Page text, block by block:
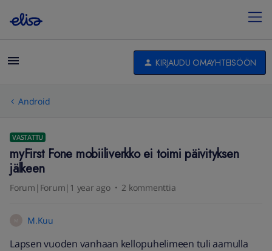
KIRJAUDU OMAYHTEISÖÖN
Android
VASTATTU
myFirst Fone mobiiliverkko ei toimi päivityksen
jälkeen
Forum|Forum|1 year ago 2 kommenttia
M.Kuu
Lapsen vuoden vanhaan kellopuhelimeen tuli aamulla